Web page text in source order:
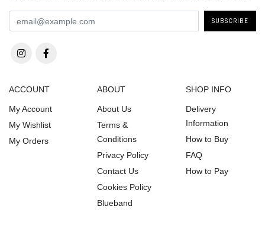
SUBSCRIBE
ACCOUNT
My Account
My Wishlist
My Orders
ABOUT
About Us
Terms &
Conditions
Privacy Policy
Contact Us
Cookies Policy
Blueband
SHOP INFO
Delivery
Information
How to Buy
FAQ
How to Pay